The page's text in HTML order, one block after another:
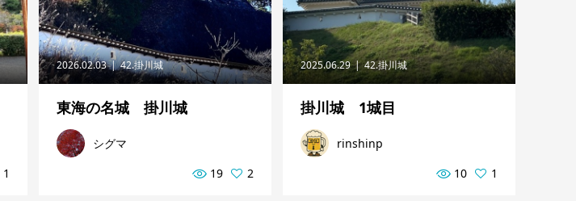
1
2026.02.03 42.掛川城
東海の名城 掛川城
シグマ
19
2
2025.06.29 42.掛川城
掛川城 1城目
rinshinp
10
1